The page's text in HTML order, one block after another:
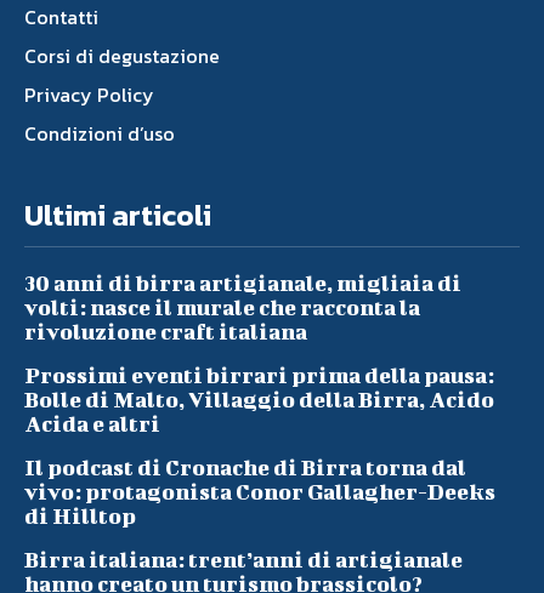
Contatti
Corsi di degustazione
Privacy Policy
Condizioni d’uso
Ultimi articoli
30 anni di birra artigianale, migliaia di
volti: nasce il murale che racconta la
rivoluzione craft italiana
Prossimi eventi birrari prima della pausa:
Bolle di Malto, Villaggio della Birra, Acido
Acida e altri
Il podcast di Cronache di Birra torna dal
vivo: protagonista Conor Gallagher-Deeks
di Hilltop
Birra italiana: trent’anni di artigianale
hanno creato un turismo brassicolo?